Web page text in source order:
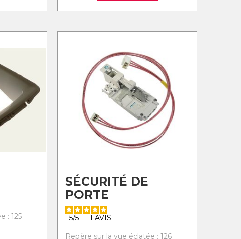
: 125
SÉCURITÉ DE
PORTE
5/5 - 1AVIS
Repère sur la vue éclatée : 126